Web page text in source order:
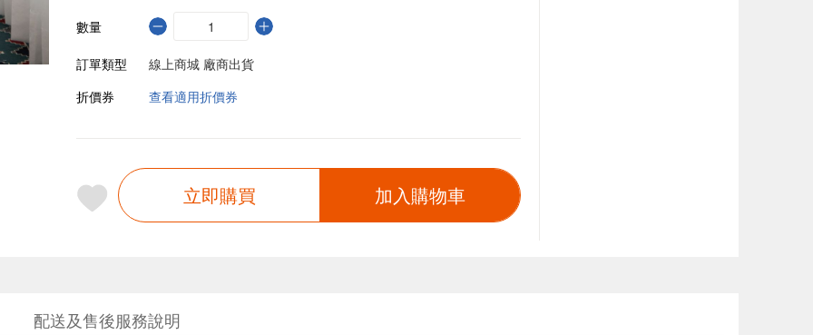
數量
訂單類型
線上商城 廠商出貨
折價券
查看適用折價券
立即購買 加入購物車
配送及售後服務說明